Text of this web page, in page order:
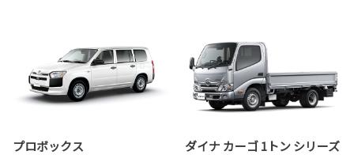
プロボックス ダイナ カーゴ 1トン シリーズ